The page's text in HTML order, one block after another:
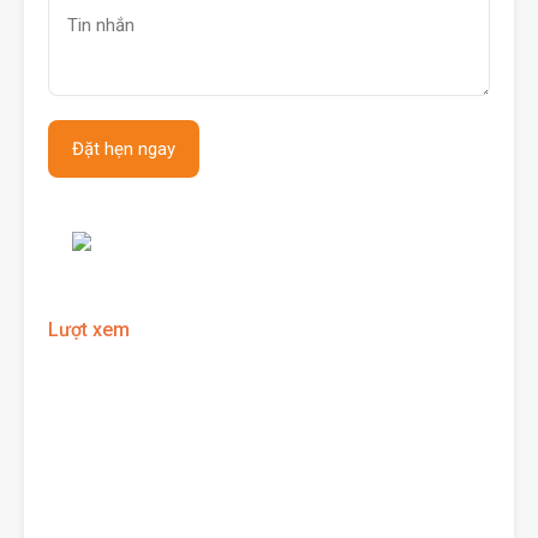
Lượt xem